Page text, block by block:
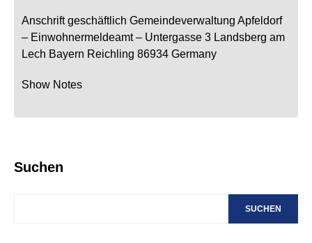
Anschrift geschäftlich Gemeindeverwaltung Apfeldorf
– Einwohnermeldeamt – Untergasse 3 Landsberg am
Lech Bayern Reichling 86934 Germany
Show Notes
Suchen
SUCHEN